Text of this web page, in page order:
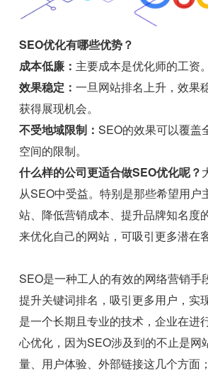
SEO优化有哪些优势？
成本低廉： 主要成本是优化师的工资。
效果稳定：一旦网站排名上升，效果
获得展现机会。
不受地域限制：SEO的效果可以覆盖
空间的限制。
什么样的公司更适合做SEO优化呢？
从SEO中受益。特别是那些希望用户
站、降低营销成本、提升品牌知名度
来优化自己的网站，可吸引更多潜在客
SEO是一种工人的有效的网络营销手
提升关键词排名，吸引更多用户，实
是一个长期且专业的技术，企业在进
心优化，因为SEO涉及到的不止是网
量、用户体验、外部链接这几个方面